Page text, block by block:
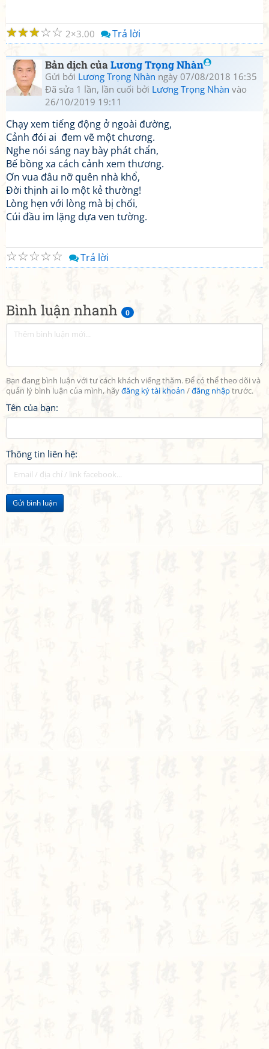
Bình luận nhanh 0
Bạn đang bình luận với tư cách khách viếng thăm. Để có thể theo dõi và
quản lý bình luận của mình, hãyđăng ký tài khoản /đăng nhậptrước.
Tên của bạn:
Thông tin liên hệ:
Gửi bình luận
☆
☆
☆
☆
☆ 2 3.00 Trả lời
Bản dịch củaLương Trọng Nhàn
Gửi bởi Lương Trọng Nhàn ngày 07/08/2018 16:35
Đã sửa 1 lần, lần cuối bởi Lương Trọng Nhàn vào
26/10/2019 19:11
Chạy xem tiếng động ở ngoài đường,
Cảnh đói ai đem vẽ một chương.
Nghe nói sáng nay bày phát chẩn,
Bế bồng xa cách cảnh xem thương.
Ơn vua đâu nỡ quên nhà khổ,
Đời thịnh ai lo một kẻ thường!
Lòng hẹn với lòng mà bị chối,
Cúi đầu im lặng dựa ven tường.
☆
☆
☆
☆
☆ Trả lời